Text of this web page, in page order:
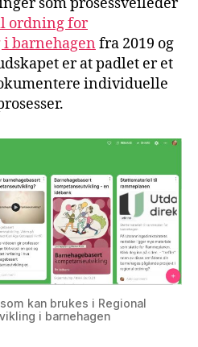
ordning for
barnehagen fra 2019 og
er at padlet er et
individuelle
kan brukes i Regional
i barnehagen